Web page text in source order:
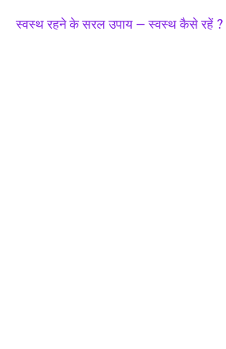
स्वस्थ रहने के सरल उपाय – स्वस्थ कैसे रहें ?